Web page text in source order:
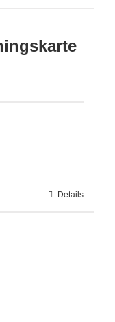
Details